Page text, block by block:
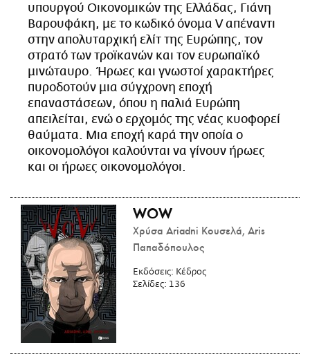
υπουργού Οικονομικών της Ελλάδας, Γιάνη
Βαρουφάκη, με το κωδικό όνομα V απέναντι
στην απολυταρχική ελίτ της Ευρώπης, τον
στρατό των τροϊκανών και τον ευρωπαϊκό
μινώταυρο. Ήρωες και γνωστοί χαρακτήρες
πυροδοτούν μια σύγχρονη εποχή
επαναστάσεων, όπου η παλιά Ευρώπη
απειλείται, ενώ ο ερχομός της νέας κυοφορεί
θαύματα. Μια εποχή καρά την οποία ο
οικονομολόγοι καλούνται να γίνουν ήρωες
και οι ήρωες οικονομολόγοι.
WOW
Χρύσα Ariadni Κουσελά, Aris
Παπαδόπουλος
Εκδόσεις: Κέδρος
Σελίδες: 136